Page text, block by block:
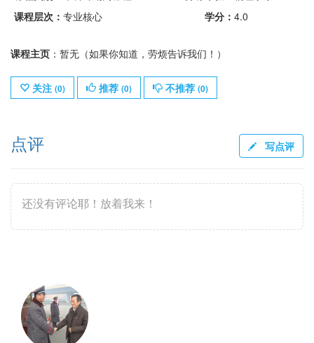
课程层次： 专业核心 学分： 4.0
课程主页 ：暂无（如果你知道，劳烦告诉我们！）
关注 (0) 推荐 (0) 不推荐 (0)
点评 写点评
还没有评论耶！放着我来！